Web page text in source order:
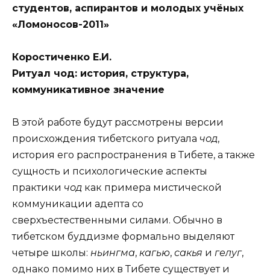
студентов, аспирантов и молодых учёных
«Ломоносов-2011»
Коростиченко Е.И.
Ритуал чод: история, структура,
коммуникативное значение
В этой работе будут рассмотрены версии
происхождения тибетского ритуала чод,
история его распространения в Тибете, а также
сущность и психологические аспекты
практики чод как примера мистической
коммуникации адепта со
сверхъестественными силами. Обычно в
тибетском буддизме формально выделяют
четыре школы: ньингма, кагью, сакья и гелуг,
однако помимо них в Тибете существует и